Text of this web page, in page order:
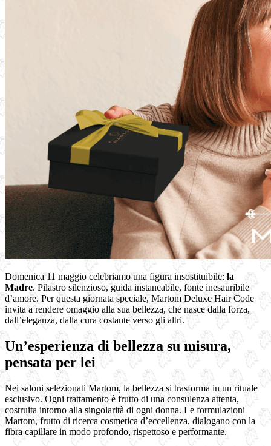
Domenica 11 maggio celebriamo una figura insostituibile:la
Madre. Pilastro silenzioso, guida instancabile, fonte inesauribile
d’amore. Per questa giornata speciale, Martom Deluxe Hair Code
invita a rendere omaggio alla sua bellezza, che nasce dalla forza,
dall’eleganza, dalla cura costante verso gli altri.
Un’esperienza di bellezza su misura,
pensata per lei
Nei saloni selezionati Martom, la bellezza si trasforma in un rituale
esclusivo. Ogni trattamento è frutto di una consulenza attenta,
costruita intorno alla singolarità di ogni donna. Le formulazioni
Martom, frutto di ricerca cosmetica d’eccellenza, dialogano con la
fibra capillare in modo profondo, rispettoso e performante.